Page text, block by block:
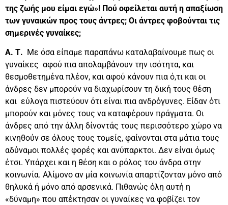
της ζωής μου είμαι εγώ»! Πού οφείλεται αυτή η απαξίωση
των γυναικών προς τους άντρες; Οι άντρες φοβούνται τις
σημερινές γυναίκες;
Α. Τ. Με όσα είπαμε παραπάνω καταλαβαίνουμε πως οι
γυναίκες αφού πια απολαμβάνουν την ισότητα, και
θεσμοθετημένα πλέον, και αφού κάνουν πια ό,τι και οι
άνδρες δεν μπορούν να διαχωρίσουν τη δική τους θέση
και εύλογα πιστεύουν ότι είναι πια ανδρόγυνες. Είδαν ότι
μπορούν και μόνες τους να καταφέρουν πράγματα. Οι
άνδρες από την άλλη δίνοντάς τους περισσότερο χώρο να
κινηθούν σε όλους τους τομείς, φαίνονται στα μάτια τους
αδύναμοι πολλές φορές και ανύπαρκτοι. Δεν είναι όμως
έτσι. Υπάρχει και η θέση και ο ρόλος του άνδρα στην
κοινωνία. Αλίμονο αν μία κοινωνία απαρτίζονταν μόνο από
θηλυκά ή μόνο από αρσενικά. Πιθανώς όλη αυτή η
«δύναμη» που απέκτησαν οι γυναίκες να φοβίζει τον